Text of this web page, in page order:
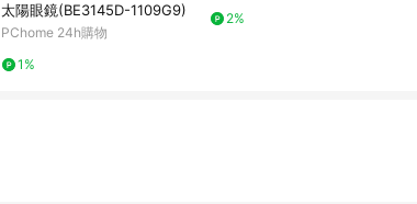
太陽眼鏡(BE3145D-1109G9)
PChome 24h購物
1%
2%